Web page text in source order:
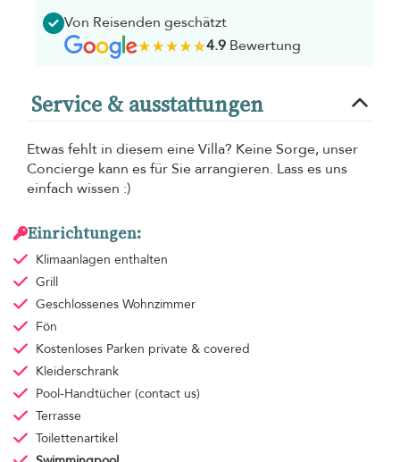
Von Reisenden geschätzt
4.9Bewertung
Service & ausstattungen
Etwas fehlt in diesem eine Villa? Keine Sorge, unser
Concierge kann es für Sie arrangieren. Lass es uns
einfach wissen :)
Einrichtungen:
Klimaanlagen enthalten
Grill
Geschlossenes Wohnzimmer
Fön
Kostenloses Parken private & covered
Kleiderschrank
Pool-Handtücher (contact us)
Terrasse
Toilettenartikel